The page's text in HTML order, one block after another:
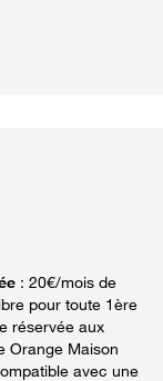
: 20€/mois de
pour toute 1ère
réservée aux
Orange Maison
avec une